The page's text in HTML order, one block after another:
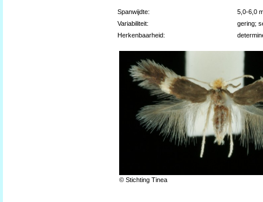
Spanwijdte:
5,0-6,0
Variabiliteit:
gering;
Herkenbaarheid:
© Stichting Tinea